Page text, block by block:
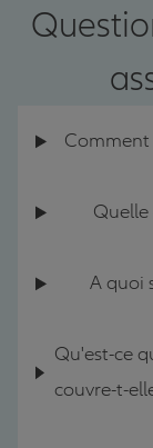
Comment
A quoi
Qu'est-ce
couvre-t-